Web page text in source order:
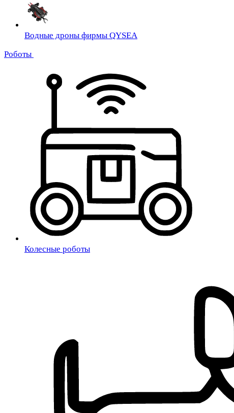
Водные дроны фирмы QYSEA
Роботы
Колесные роботы